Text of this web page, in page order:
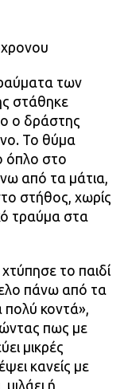
των
στάθηκε
ο δράστης
Το θύμα
όπλο στο
από τα μάτια,
στήθος, χωρίς
τραύμα στα
το παιδί
πάνω από τα
πολύ κοντά»,
πως με
μικρές
κανείς με
ή